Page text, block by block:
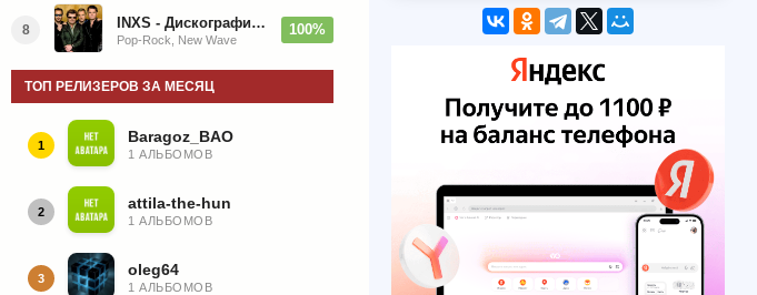
8 INXS - Дискография (1981-2004)
Pop-Rock, New Wave
100%
ТОП РЕЛИЗЕРОВ ЗА МЕСЯЦ
1 Baragoz_BAO
1 АЛЬБОМОВ
2 attila-the-hun
1 АЛЬБОМОВ
3 oleg64
1 АЛЬБОМОВ